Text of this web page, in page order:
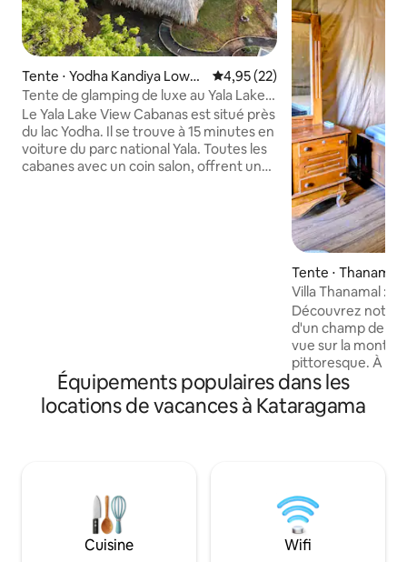
Tente ⋅ Yodha Kandiya Lower
Canal
Évaluation moyenne sur la
4,95 (22)
Tente de glamping de luxe au Yala Lake
View Cabanas
Le Yala Lake View Cabanas est situé près
du lac Yodha. Il se trouve à 15 minutes en
voiture du parc national Yala. Toutes les
cabanes avec un coin salon, offrent une
excursions en bateau, des excursions de
pêche et des visites de la ville. Nous
parlons votre langue!
Tente ⋅
Villa Thanamal :
milieu des rizières
Découvrez notre
d'un champ de
vue sur la
pittoresque. À
national de
fréquentés.
proximité.
à l'aéroport de
pour les couples,
voyageurs en
Équipements populaires dans les
locations de vacances à Kataragama
Cuisine Wifi